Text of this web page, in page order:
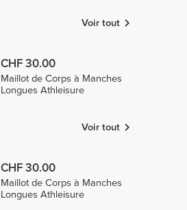
Voir tout
CHF 30.00
Maillot de Corps à Manches
Longues Athleisure
Voir tout
CHF 30.00
Maillot de Corps à Manches
Longues Athleisure